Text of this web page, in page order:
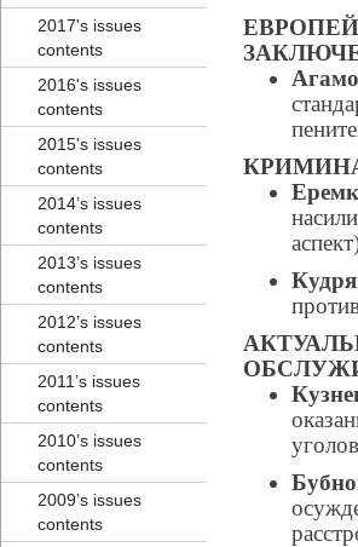
2017's issues
contents
2016's issues
contents
2015's issues
contents
2014’s issues
contents
2013’s issues
contents
2012’s issues
contents
2011’s issues
contents
2010’s issues
contents
2009’s issues
contents